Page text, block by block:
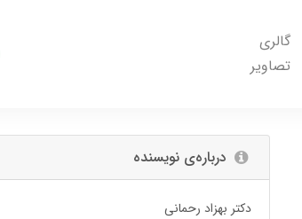
گالری
تصاویر
درباره‌ی نویسنده
دکتر بهزاد رحمانی